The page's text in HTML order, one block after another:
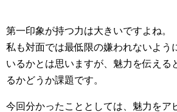
第一印象が持つ力は大きいですよね。
私も対面では最低限の嫌われないよう
いるかとは思いますが、魅力を伝える
るかどうか課題です。
今回分かったこととしては、魅力をア